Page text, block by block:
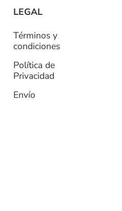
LEGAL
Términos y
condiciones
Política de
Privacidad
Envío